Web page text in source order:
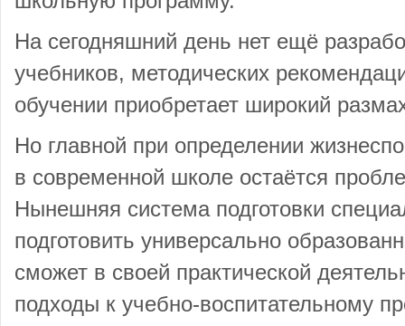
На сегодняшний день нет ещё
учебников, методических
обучении приобретает широкий
Но главной при определении
в современной школе остаётся
Нынешняя система подготовки
подготовить универсально
сможет в своей практической
подходы к учебно-воспитательному